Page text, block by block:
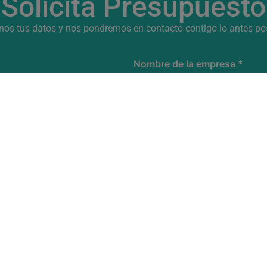
tus datos y nos pondremos en contacto contigo lo antes
Nombre de la empresa *